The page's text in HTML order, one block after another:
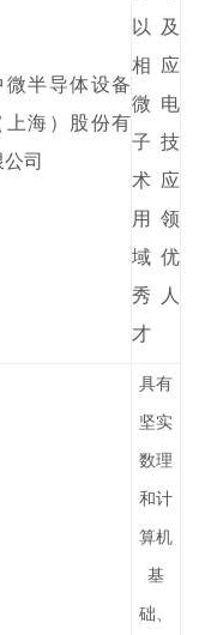
微半导体设备
上海）股份有
公司
以及
相应
微电
子技
术应
用领
域优
秀人
才
具有
坚实
数理
和计
算机
基
础、